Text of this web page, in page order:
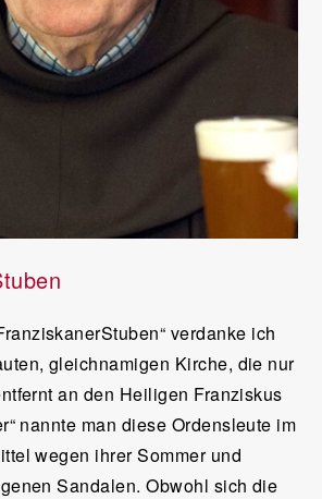
verdanke ich
gleichnamigen Kirche, die nur
an den Heiligen Franziskus
nannte man diese Ordensleute im
wegen ihrer Sommer und
Sandalen. Obwohl sich die